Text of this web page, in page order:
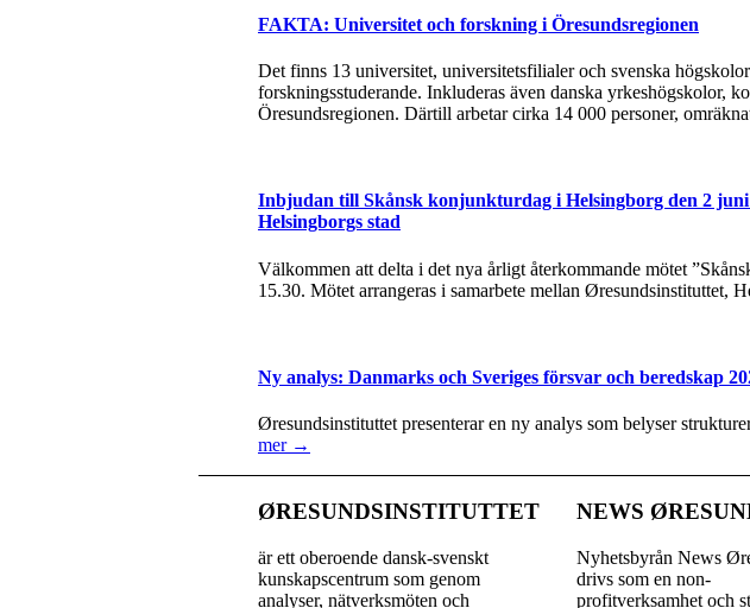
FAKTA: Universitet och forskning i Öresundsregionen
Det finns 13 universitet, universitetsfilialer och svenska
forskningsstuderande. Inkluderas även danska yrkeshögskolor,
Öresundsregionen. Därtill arbetar cirka 14 000 personer,
Inbjudan till Skånsk konjunkturdag i Helsingborg den 2
Helsingborgs stad
Välkommen att delta i det nya årligt återkommande mötet
15.30. Mötet arrangeras i samarbete mellan Øresundsinstituttet,
Ny analys: Danmarks och Sveriges försvar och beredskap
Øresundsinstituttet presenterar en ny analys som belyser
mer →
ØRESUNDSINSTITUTTET
är ett oberoende dansk-svenskt
kunskapscentrum som genom
analyser, nätverksmöten och
NEWS
Nyhetsbyrån News
drivs som en non-
profitverksamhet och